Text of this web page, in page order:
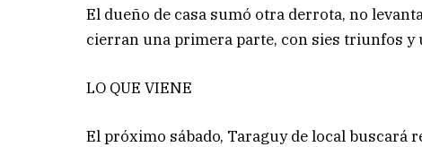
El dueño de casa sumó otra derrota, no
cierran una primera parte, con sies triunfos y
LO QUE VIENE
El próximo sábado, Taraguy de local buscará